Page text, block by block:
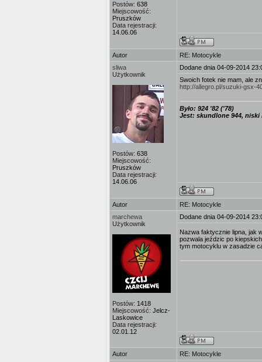
Postów: 638
Miejscowość:
Pruszków
Data rejestracji:
14.06.06
Autor
RE: Motocykle
sliwa
Użytkownik
Postów: 638
Miejscowość:
Pruszków
Data rejestracji:
14.06.06
Dodane dnia 04-09-2014
Swoich fotek nie mam, ale
http://allegro.pl/suzuki-gsx-
Było: 924 '82 ('78)
Jest: skundlone 944, niski
Autor
RE: Motocykle
marchewa
Użytkownik
Postów: 1418
Miejscowość: Jelcz-
Laskowice
Data rejestracji:
02.01.12
Dodane dnia 04-09-2014
Nazwa faktycznie lipna, jak
pozwala jeździc po
tym motocyklu w zasadzie
Autor
RE: Motocykle